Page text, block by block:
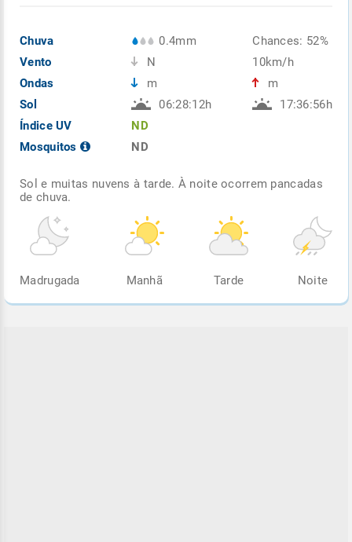
Chuva
Vento
Ondas
Sol
Índice UV
Mosquitos
0.4mm
N
m
06:28:12h
ND
ND
Chances: 52%
10km/h
m
17:36:56h
Sol e muitas nuvens à tarde. À noite ocorrem pancadas
de chuva.
Madrugada Manhã Tarde Noite